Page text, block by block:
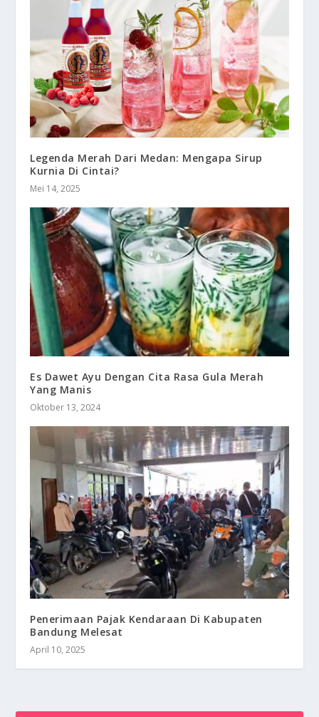
Legenda Merah Dari Medan: Mengapa Sirup
Kurnia Di Cintai?
Mei 14, 2025
Es Dawet Ayu Dengan Cita Rasa Gula Merah
Yang Manis
Oktober 13, 2024
Penerimaan Pajak Kendaraan Di Kabupaten
Bandung Melesat
April 10, 2025